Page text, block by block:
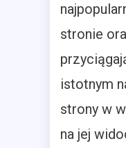
stronie
istotnym
strony w
na jej